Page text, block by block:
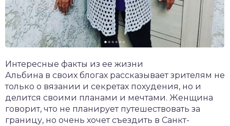
Интересные факты из ее жизни
Альбина в своих блогах рассказывает зрителям не
только о вязании и секретах похудения, но и
делится своими планами и мечтами. Женщина
говорит, что не планирует путешествовать за
границу, но очень хочет съездить в Санкт-